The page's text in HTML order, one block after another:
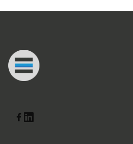
Connected Minds
Linkedin